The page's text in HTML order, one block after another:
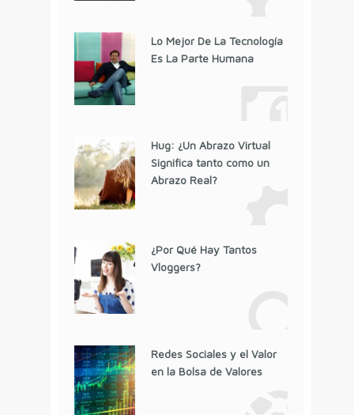
Lo Mejor De La Tecnología
Es La Parte Humana
Hug: ¿Un Abrazo Virtual
Significa tanto como un
Abrazo Real?
¿Por Qué Hay Tantos
Vloggers?
Redes Sociales y el Valor
en la Bolsa de Valores